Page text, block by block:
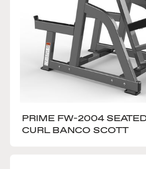
PRIME FW-2004
CURL BANCO SCOTT